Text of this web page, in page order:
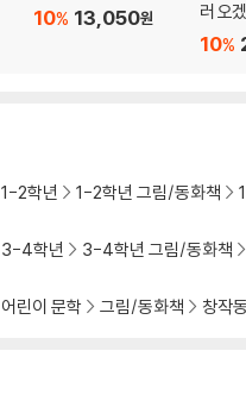
13,050원
10%
러 오
10%
1-2학년 1-2학년 그림/동화책
3-4학년 3-4학년 그림/동화책
어린이 문학 그림/동화책 창작